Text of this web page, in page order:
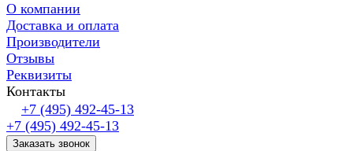
О компании
Доставка и оплата
Производители
Отзывы
Реквизиты
Контакты
+7 (495) 492-45-13
+7 (495) 492-45-13
Заказать звонок